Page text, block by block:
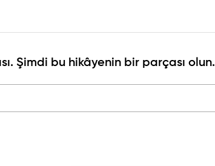
Şimdi bu hikâyenin bir parçası olun.